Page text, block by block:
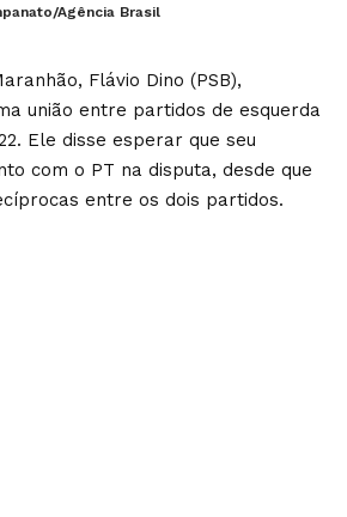
Agência Brasil
Flávio Dino (PSB),
união entre partidos de esquerda
Ele disse esperar que seu
com o PT na disputa, desde que
entre os dois partidos.